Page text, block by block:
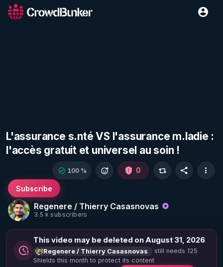
L'assurance s.nté VS l'assurance m.ladie :
l'accès gratuit et universel au soin !
Regenere / Thierry Casasnovas
3.5 k subscribers
Subscribe
100 % 0
This video may be deleted on August 31, 2026
Regenere / Thierry Casasnovas
still needs 125
Shields this month to protect its content